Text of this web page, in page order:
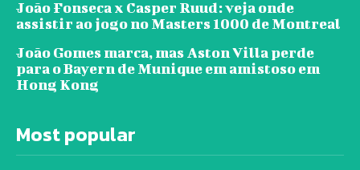
João Fonseca x Casper Ruud: veja onde
assistir ao jogo no Masters 1000 de Montreal
João Gomes marca, mas Aston Villa perde
para o Bayern de Munique em amistoso em
Hong Kong
Most popular